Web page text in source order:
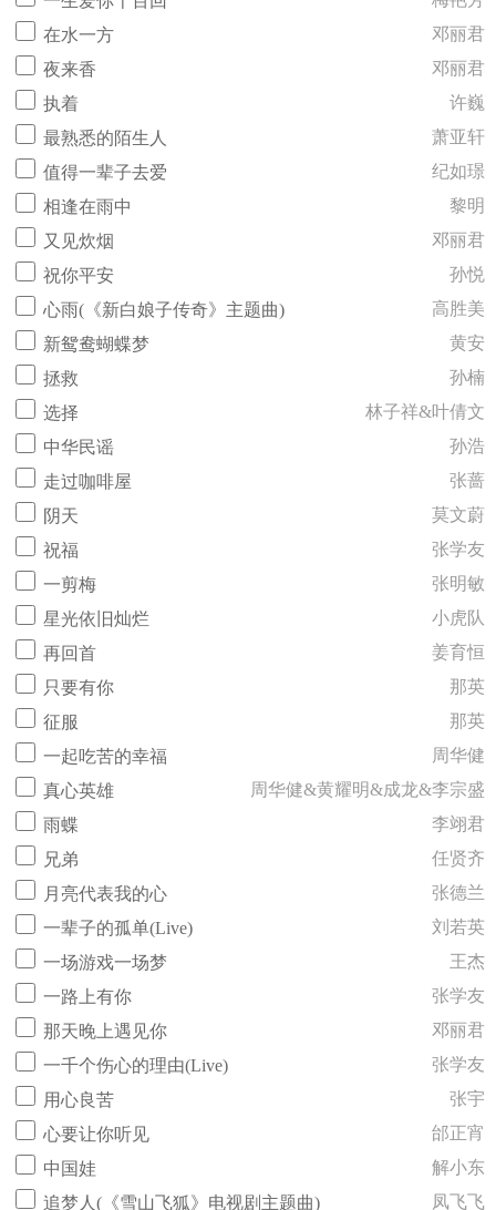
在水一方
邓丽君
夜来香
邓丽君
执着
许巍
最熟悉的陌生人
萧亚轩
值得一辈子去爱
纪如璟
相逢在雨中
黎明
又见炊烟
邓丽君
祝你平安
孙悦
心雨(《新白娘子传奇》主题曲)
高胜美
新鸳鸯蝴蝶梦
黄安
拯救
孙楠
选择
林子祥&叶倩文
中华民谣
孙浩
走过咖啡屋
张蔷
阴天
莫文蔚
祝福
张学友
一剪梅
张明敏
星光依旧灿烂
小虎队
再回首
姜育恒
只要有你
那英
征服
那英
一起吃苦的幸福
周华健
真心英雄
周华健&黄耀明&成龙&李宗盛
雨蝶
李翊君
兄弟
任贤齐
月亮代表我的心
张德兰
一辈子的孤单(Live)
刘若英
一场游戏一场梦
王杰
一路上有你
张学友
那天晚上遇见你
邓丽君
一千个伤心的理由(Live)
张学友
用心良苦
张宇
心要让你听见
邰正宵
中国娃
解小东
追梦人(《雪山飞狐》电视剧主题曲)
凤飞飞